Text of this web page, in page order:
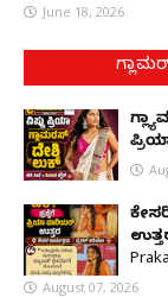
June 18, 2026
August 07, 2026